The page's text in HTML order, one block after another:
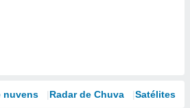
nuvens Radar de Chuva Satélites